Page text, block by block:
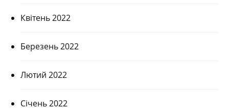
Квітень 2022
Березень 2022
Лютий 2022
Січень 2022